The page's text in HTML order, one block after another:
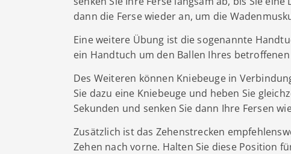
dann die Ferse wieder an, um die
Eine weitere Übung ist die sogenannte
ein Handtuch um den Ballen Ihres
Des Weiteren können Kniebeuge in
Sie dazu eine Kniebeuge und heben Sie
Sekunden und senken Sie dann Ihre Fersen
Zusätzlich ist das Zehenstrecken
Zehen nach vorne. Halten Sie diese Position